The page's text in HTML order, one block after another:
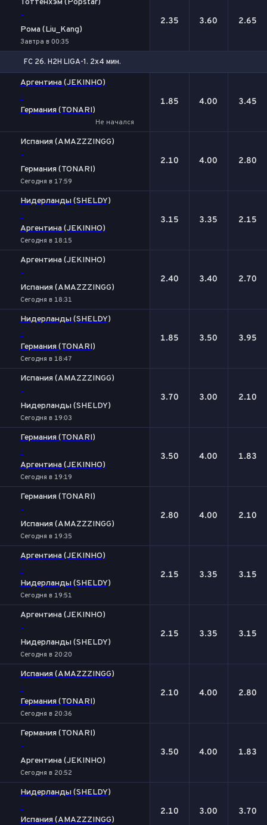
Тоттенхэм (Popstar)
-
Рома (Liu_Kang)
Завтра в 00:35
2.35 3.60 2.65
FC 26. H2H LIGA-1. 2x4 мин.
Аргентина (JEKINHO)
-
Германия (TONARI)
Не начался
1.85 4.00 3.45
Испания (AMAZZZINGG)
-
Германия (TONARI)
Сегодня в 17:59
2.10 4.00 2.80
Нидерланды (SHELDY)
-
Аргентина (JEKINHO)
Сегодня в 18:15
3.15 3.35 2.15
Аргентина (JEKINHO)
-
Испания (AMAZZZINGG)
Сегодня в 18:31
2.40 3.40 2.70
Нидерланды (SHELDY)
-
Германия (TONARI)
Сегодня в 18:47
1.85 3.50 3.95
Испания (AMAZZZINGG)
-
Нидерланды (SHELDY)
Сегодня в 19:03
3.70 3.00 2.10
Германия (TONARI)
-
Аргентина (JEKINHO)
Сегодня в 19:19
3.50 4.00 1.83
Германия (TONARI)
-
Испания (AMAZZZINGG)
Сегодня в 19:35
2.80 4.00 2.10
Аргентина (JEKINHO)
-
Нидерланды (SHELDY)
Сегодня в 19:51
2.15 3.35 3.15
Аргентина (JEKINHO)
-
Нидерланды (SHELDY)
Сегодня в 20:20
2.15 3.35 3.15
Испания (AMAZZZINGG)
-
Германия (TONARI)
Сегодня в 20:36
2.10 4.00 2.80
Германия (TONARI)
-
Аргентина (JEKINHO)
Сегодня в 20:52
3.50 4.00 1.83
Нидерланды (SHELDY)
-
Испания (AMAZZZINGG)
2.10 3.00 3.70